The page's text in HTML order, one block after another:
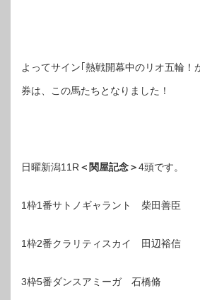
よってサイン｢熱戦開幕中のリオ五輪！
券は、この馬たちとなりました！
日曜新潟11R＜関屋記念＞4頭です。
1枠1番サトノギャラント 柴田善臣
1枠2番クラリティスカイ 田辺裕信
3枠5番ダンスアミーガ 石橋脩